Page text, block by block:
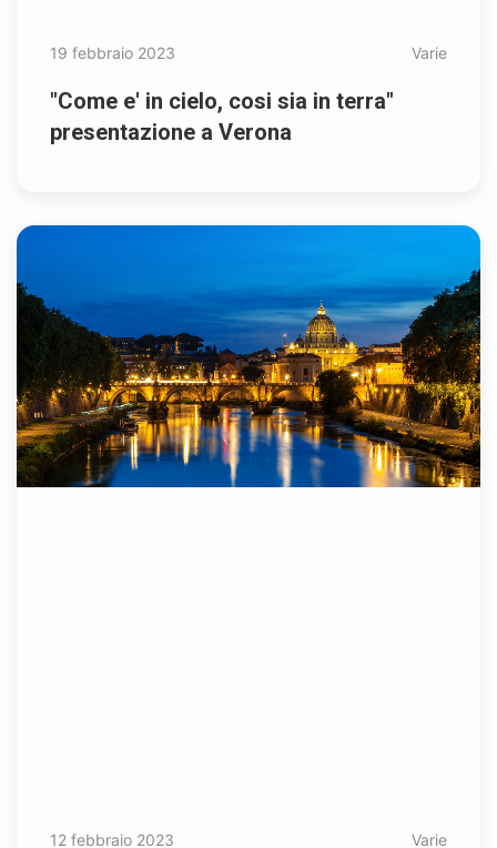
19 febbraio 2023 Varie
"Come e' in cielo, cosi sia in terra"
presentazione a Verona
12 febbraio 2023 Varie